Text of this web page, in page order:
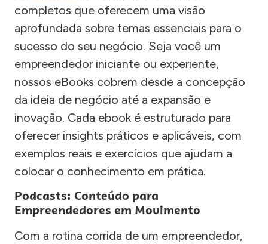
completos que oferecem uma visão
aprofundada sobre temas essenciais para o
sucesso do seu negócio. Seja você um
empreendedor iniciante ou experiente,
nossos eBooks cobrem desde a concepção
da ideia de negócio até a expansão e
inovação. Cada ebook é estruturado para
oferecer insights práticos e aplicáveis, com
exemplos reais e exercícios que ajudam a
colocar o conhecimento em prática.
Podcasts: Conteúdo para
Empreendedores em Movimento
Com a rotina corrida de um empreendedor,